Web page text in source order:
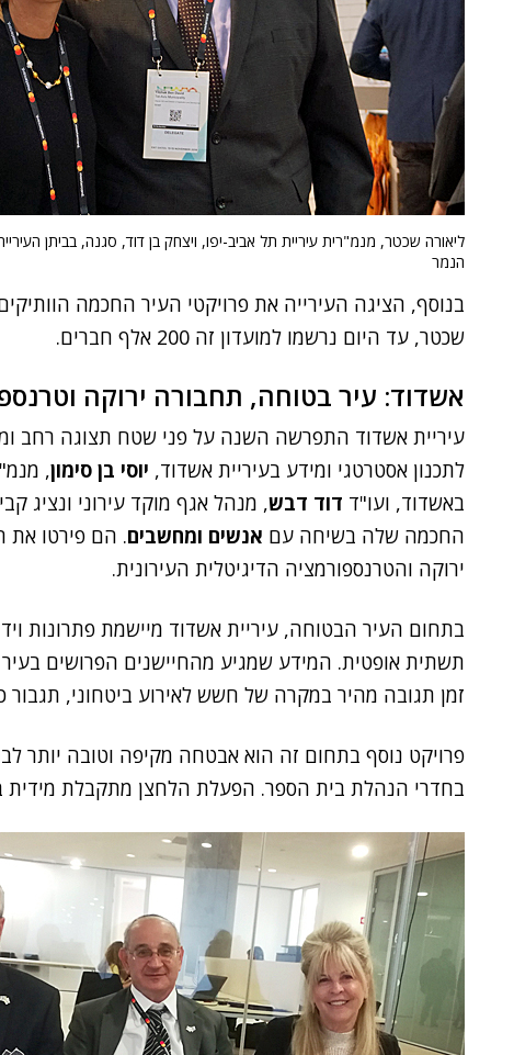
ליאורה שכטר, מנמ"רית עיריית תל אביב-יפו, ויצחק בן דוד, סגנה, בביתן
הנמר
בנוסף, הציגה העירייה את פרויקטי העיר החכמה
שכטר, עד היום נרשמו למועדון זה 200 אלף חברים.
אשדוד: עיר בטוחה, תחבורה ירוקה
עיריית אשדוד התפרשה השנה על פני שטח תצוגה רחב
לתכנון אסטרטגי ומידע בעיריית אשדוד, יוסי בן סימון,
באשדוד, ועו"ד דוד דבש, מנהל אגף מוקד עירוני ונציג
החכמה שלה בשיחה עם אנשים ומחשבים. הם פירטו את
ירוקה והטרנספורמציה הדיגיטלית העירונית.
בתחום העיר הבטוחה, עיריית אשדוד מיישמת פתרונות
תשתית אופטית. המידע שמגיע מהחיישנים הפרושים
זמן תגובה מהיר במקרה של חשש לאירוע ביטחוני, תגבור
פרויקט נוסף בתחום זה הוא אבטחה מקיפה וטובה יותר
בחדרי הנהלת בית הספר. הפעלת הלחצן מתקבלת מידית